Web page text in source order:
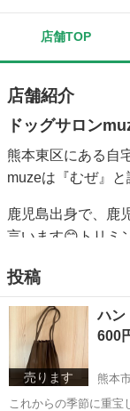
店舗TOP
店舗紹介
ドッグサロン
熊本東区にある自
muzeは『むぜ』と
鹿児島出身で、鹿
言います😊トリミ
小型犬専門で完全
自宅サロンですの
来ます✂️
ご予約、ご質問な
投稿
売ります
ハン
600
熊本
これからの季節に重宝しそ